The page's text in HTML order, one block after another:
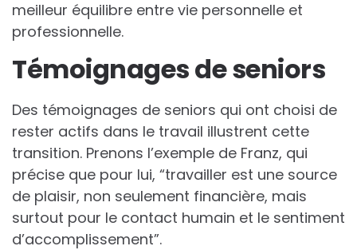
meilleur équilibre entre vie personnelle et
professionnelle.
Témoignages de seniors
Des témoignages de seniors qui ont choisi de
rester actifs dans le travail illustrent cette
transition. Prenons l’exemple de Franz, qui
précise que pour lui, “travailler est une source
de plaisir, non seulement financière, mais
surtout pour le contact humain et le sentiment
d’accomplissement”.